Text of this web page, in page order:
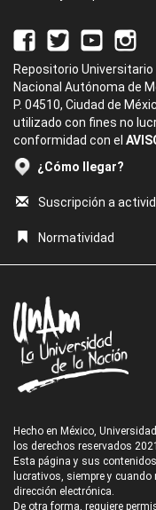
Repositorio Universitario
Nacional Autónoma de
P. 04510, Ciudad de
utilizado con fines no
conformidad con el
¿Cómo llegar?
Suscripción a
Normatividad
Hecho en México,
los derechos reservados
Esta página y sus
lucrativos, siempre y
dirección electrónica.
De otra forma, requiere